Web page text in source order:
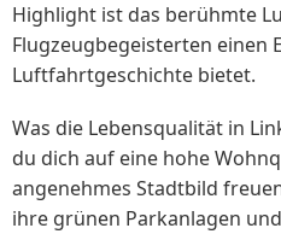
Highlight ist das berühmte
Flugzeugbegeisterten einen
Luftfahrtgeschichte bietet.
Was die Lebensqualität in
du dich auf eine hohe
angenehmes Stadtbild
ihre grünen Parkanlagen